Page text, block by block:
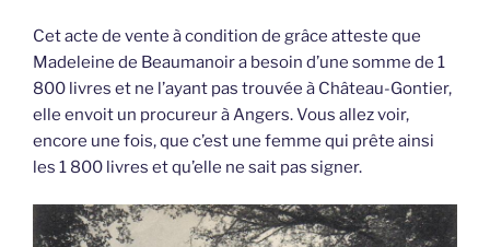
Cet acte de vente à condition de grâce atteste que
Madeleine de Beaumanoir a besoin d’une somme de 1
800 livres et ne l’ayant pas trouvée à Château-Gontier,
elle envoit un procureur à Angers. Vous allez voir,
encore une fois, que c’est une femme qui prête ainsi
les 1 800 livres et qu’elle ne sait pas signer.